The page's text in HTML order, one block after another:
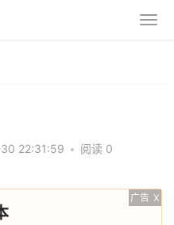
22:31:59 • 阅读 0
广告 X